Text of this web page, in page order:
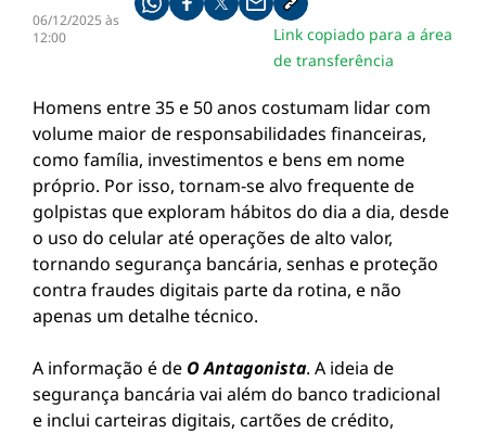
06/12/2025 às
12:00
Compartilhe pelo whatsapp
Compartilhar no facebook
Compartilhar no twitter
Compartilhe pelo email
Copiar link da notícia
Link copiado para a área
de transferência
Homens entre 35 e 50 anos costumam lidar com
volume maior de responsabilidades financeiras,
como família, investimentos e bens em nome
próprio. Por isso, tornam-se alvo frequente de
golpistas que exploram hábitos do dia a dia, desde
o uso do celular até operações de alto valor,
tornando segurança bancária, senhas e proteção
contra fraudes digitais parte da rotina, e não
apenas um detalhe técnico.
A informação é de O Antagonista. A ideia de
segurança bancária vai além do banco tradicional
e inclui carteiras digitais, cartões de crédito,